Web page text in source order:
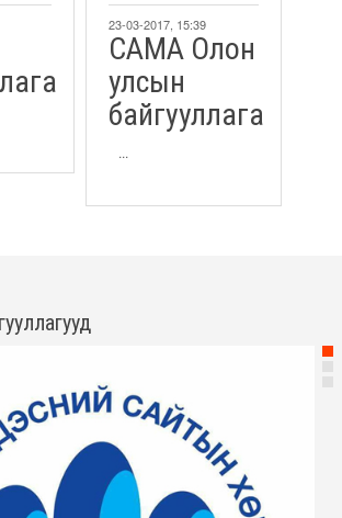
23-03-2017, 15:39
CAMA Олон
улсын
байгууллага
...